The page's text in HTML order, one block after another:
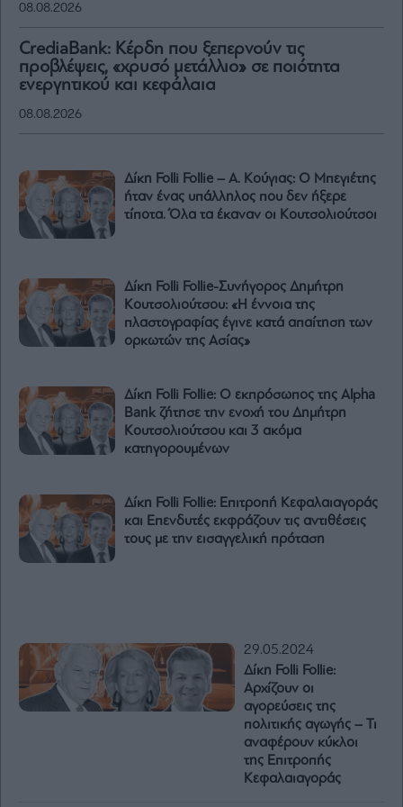
08.08.2026
CrediaBank: Κέρδη που ξεπερνούν τις
προβλέψεις, «χρυσό μετάλλιο» σε ποιότητα
ενεργητικού και κεφάλαια
08.08.2026
Δίκη Folli Follie – Α. Κούγιας: Ο Μπεγιέτης
ήταν ένας υπάλληλος που δεν ήξερε
τίποτα. Όλα τα έκαναν οι Κουτσολιούτσοι
Δίκη Folli Follie-Συνήγορος Δημήτρη
Κουτσολιούτσου: «Η έννοια της
πλαστογραφίας έγινε κατά απαίτηση των
ορκωτών της Ασίας»
Δίκη Folli Follie: Ο εκπρόσωπος της Alpha
Bank ζήτησε την ενοχή του Δημήτρη
Κουτσολιούτσου και 3 ακόμα
κατηγορουμένων
Δίκη Folli Follie: Επιτροπή Κεφαλαιαγοράς
και Επενδυτές εκφράζουν τις αντιθέσεις
τους με την εισαγγελική πρόταση
29.05.2024
Δίκη Folli Follie:
Αρχίζουν οι
αγορεύσεις της
πολιτικής αγωγής – Τι
αναφέρουν κύκλοι
της Επιτροπής
Κεφαλαιαγοράς